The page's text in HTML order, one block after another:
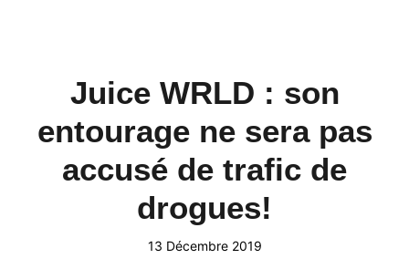
Juice WRLD : son
entourage ne sera pas
accusé de trafic de
drogues!
13 Décembre 2019